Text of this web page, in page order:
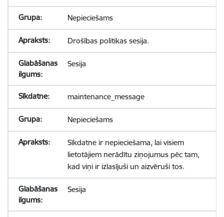
Nepieciešams
Drošības politikas sesija.
Sesija
maintenance_message
Nepieciešams
Sīkdatne ir nepieciešama, lai visiem
lietotājiem nerādītu ziņojumus pēc tam,
kad viņi ir izlasījuši un aizvēruši tos.
Sesija